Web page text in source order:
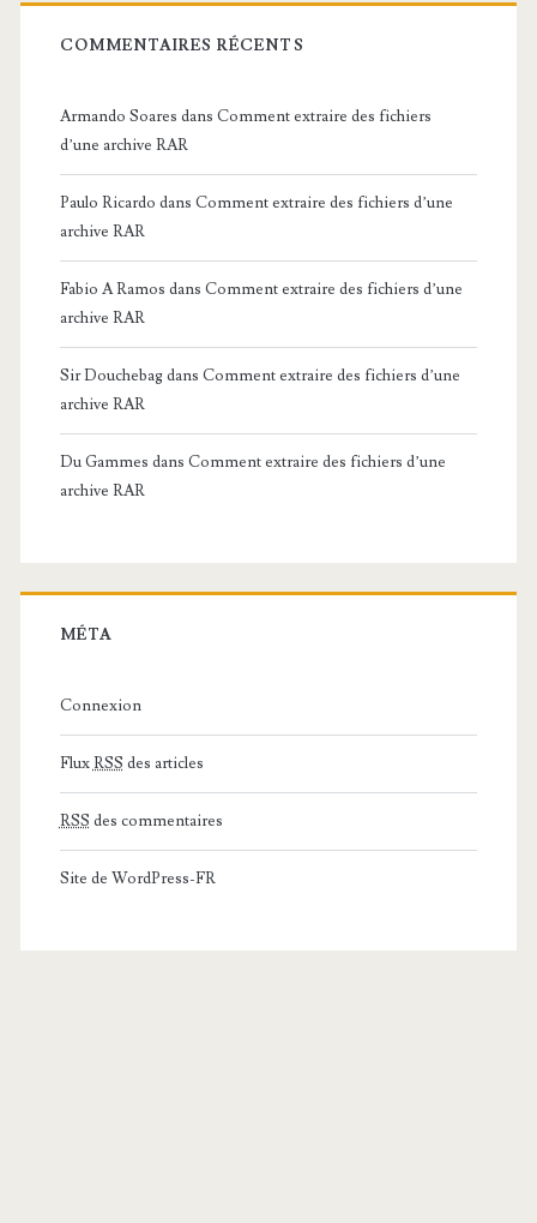
COMMENTAIRES RÉCENTS
Armando Soares dans Comment extraire des fichiers
d’une archive RAR
Paulo Ricardo dans Comment extraire des fichiers d’une
archive RAR
Fabio A Ramos dans Comment extraire des fichiers d’une
archive RAR
Sir Douchebagdans Comment extraire des fichiers d’une
archive RAR
Du Gammes dans Comment extraire des fichiers d’une
archive RAR
MÉTA
Connexion
FluxRSS des articles
RSS des commentaires
Site de WordPress-FR